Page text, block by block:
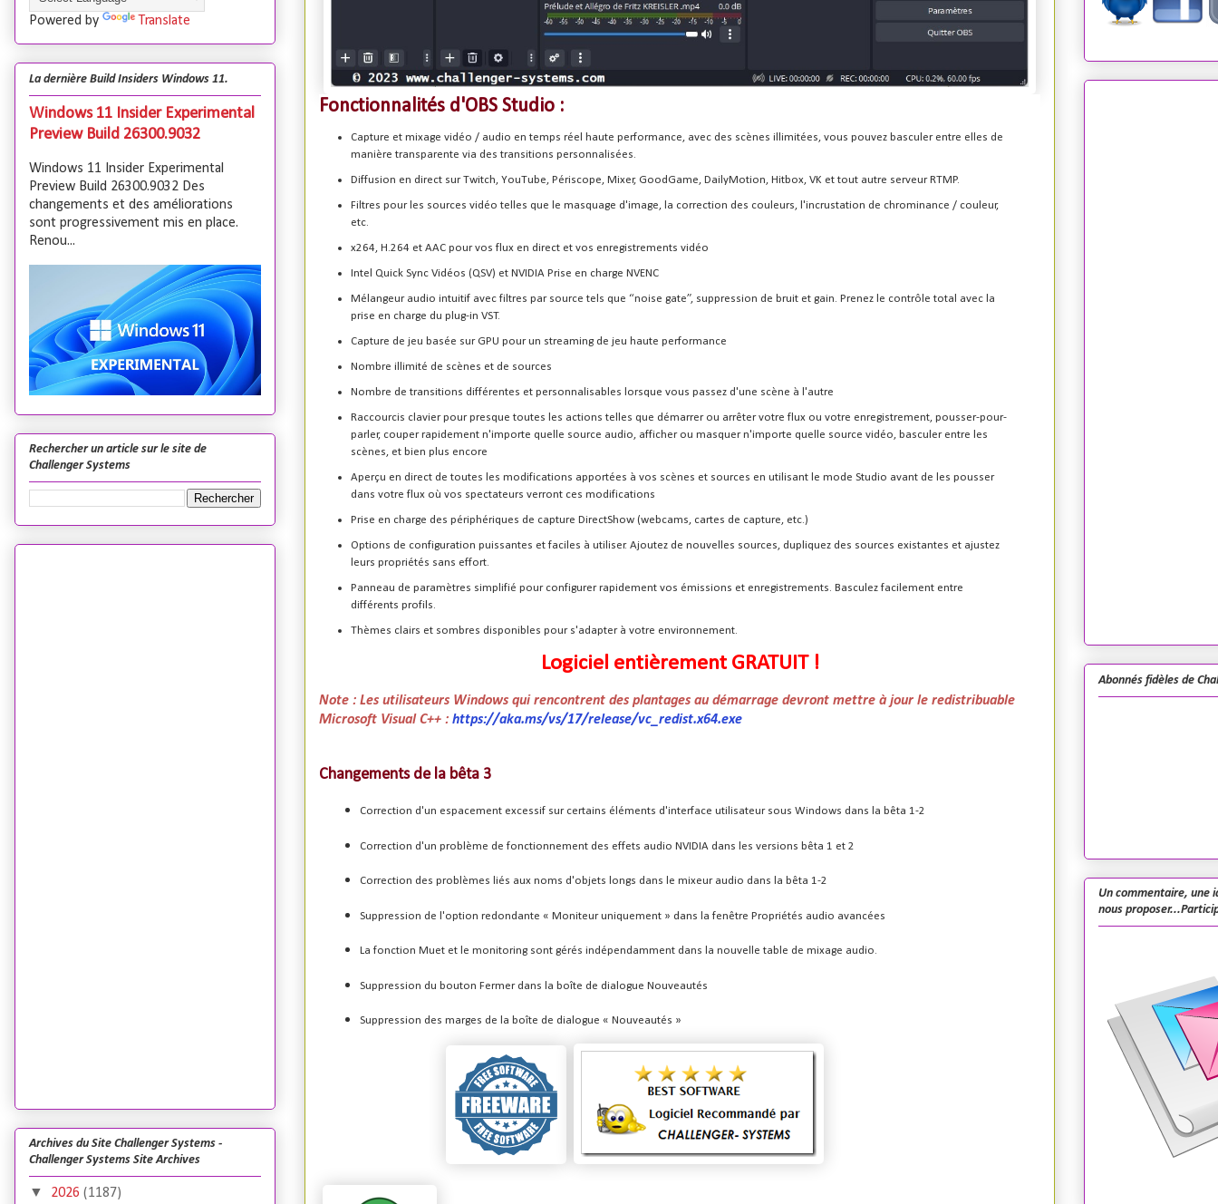
Fonctionnalités d'OBS Studio :
Capture et mixage vidéo / audio en temps réel haute performance, avec des scènes illimitées, vous pouvez basculer entre elles de
manière transparente via des transitions personnalisées.
Diffusion en direct sur Twitch, YouTube, Périscope, Mixer, GoodGame, DailyMotion, Hitbox, VK et tout autre serveur RTMP.
Filtres pour les sources vidéo telles que le masquage d'image, la correction des couleurs, l'incrustation de chrominance / couleur,
etc.
x264, H.264 et AAC pour vos flux en direct et vos enregistrements vidéo
Intel Quick Sync Vidéos (QSV) et NVIDIA Prise en charge NVENC
Mélangeur audio intuitif avec filtres par source tels que “noise gate”, suppression de bruit et gain. Prenez le contrôle total avec la
prise en charge du plug-in VST.
Capture de jeu basée sur GPU pour un streaming de jeu haute performance
Nombre illimité de scènes et de sources
Nombre de transitions différentes et personnalisables lorsque vous passez d'une scène à l'autre
Raccourcis clavier pour presque toutes les actions telles que démarrer ou arrêter votre flux ou votre enregistrement, pousser-pour-
parler, couper rapidement n'importe quelle source audio, afficher ou masquer n'importe quelle source vidéo, basculer entre les
scènes, et bien plus encore
Aperçu en direct de toutes les modifications apportées à vos scènes et sources en utilisant le mode Studio avant de les pousser
dans votre flux où vos spectateurs verront ces modifications
Prise en charge des périphériques de capture DirectShow (webcams, cartes de capture, etc.)
Options de configuration puissantes et faciles à utiliser. Ajoutez de nouvelles sources, dupliquez des sources existantes et ajustez
leurs propriétés sans effort.
Panneau de paramètres simplifié pour configurer rapidement vos émissions et enregistrements. Basculez facilement entre
différents profils.
Thèmes clairs et sombres disponibles pour s'adapter à votre environnement.
Logiciel entièrement GRATUIT !
Note : Les utilisateurs Windows qui rencontrent des plantages au démarrage devront mettre à jour le redistribuable
Microsoft Visual C++ : https://aka.ms/vs/17/release/vc_redist.x64.exe
Changements de la bêta 3
Correction d'un espacement excessif sur certains éléments d'interface utilisateur sous Windows dans la bêta 1-2
Correction d'un problème de fonctionnement des effets audio NVIDIA dans les versions bêta 1 et 2
Correction des problèmes liés aux noms d'objets longs dans le mixeur audio dans la bêta 1-2
Suppression de l'option redondante « Moniteur uniquement » dans la fenêtre Propriétés audio avancées
La fonction Muet et le monitoring sont gérés indépendamment dans la nouvelle table de mixage audio.
Suppression du bouton Fermer dans la boîte de dialogue Nouveautés
Suppression des marges de la boîte de dialogue « Nouveautés »
Powered by Translate
La dernière Build Insiders Windows 11.
Windows 11 Insider Experimental
Preview Build 26300.9032
Windows 11 Insider Experimental
Preview Build 26300.9032 Des
changements et des améliorations
sont progressivement mis en place.
Renou...
Rechercher un article sur le site de
Challenger Systems
Archives du Site Challenger Systems -
Challenger Systems Site Archives
▼ 2026 (1187)
Abonnés fidèles de
Un commentaire, une
nous